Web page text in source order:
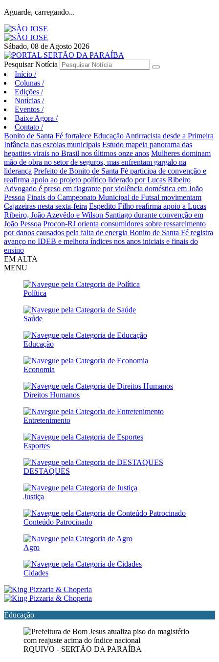
Aguarde, carregando...
Sábado, 08 de Agosto 2026
Pesquisar Notícia
Início /
Colunas /
Edições /
Notícias /
Eventos /
Baixe Agora /
Contato /
Bonito de Santa Fé fortalece Educação Antirracista desde a Primeira
Infância nas escolas municipais Estudo mapeia panorama das
hepatites virais no Brasil nos últimos onze anos Mulheres dominam
mão de obra no setor de seguros, mas enfrentam gargalo na
liderança Prefeito de Bonito de Santa Fé participa de convenção e
reafirma apoio ao projeto político liderado por Lucas Ribeiro
Advogado é preso em flagrante por violência doméstica em João
Pessoa Finais do Campeonato Municipal de Futsal movimentam
Cajazeiras nesta sexta-feira Espedito Filho reafirma apoio a Lucas
Ribeiro, João Azevêdo e Wilson Santiago durante convenção em
João Pessoa Procon-RJ orienta consumidores sobre ressarcimento
por danos causados pela falta de energia Bonito de Santa Fé registra
avanço no IDEB e melhora índices nos anos iniciais e finais do
ensino
EM ALTA
MENU
Política
Saúde
Educação
Economia
Direitos Humanos
Entretenimento
Esportes
DESTAQUES
Justiça
Conteúdo Patrocinado
Agro
Cidades
Educação
RQUIVO - SERTÃO DA PARAÍBA